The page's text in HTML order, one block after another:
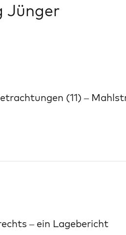
Jünger
(11) –
– ein Lagebericht